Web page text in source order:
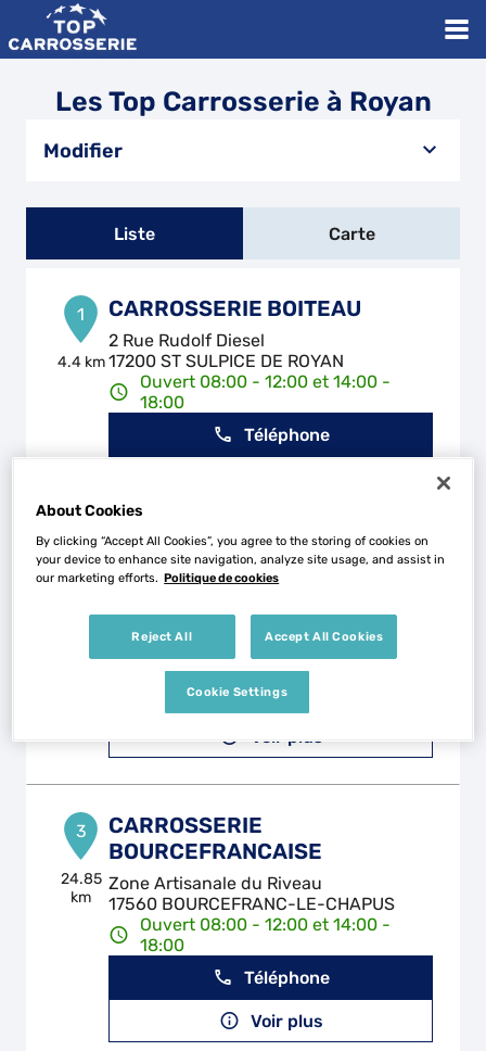
Les Top Carrosserie à Royan
Modifier
Liste Carte
1
4.4 km
CARROSSERIE BOITEAU
2 Rue Rudolf Diesel
17200 ST SULPICE DE ROYAN
Ouvert 08:00 - 12:00 et 14:00 -
18:00
Téléphone
2
16.32
CARROSSERIE AUGUIN
17530 ARVERT
Ouvert 08:00 - 12:00 et 14:00 -
18:00
Téléphone
3
24.85
km
CARROSSERIE
BOURCEFRANCAISE
Zone Artisanale du Riveau
17560 BOURCEFRANC-LE-CHAPUS
Ouvert 08:00 - 12:00 et 14:00 -
18:00
Téléphone
Voir plus
About Cookies
By clicking “Accept All Cookies”, you agree to the storing of cookies on
your device to enhance site navigation, analyze site usage, and assist in
our marketing efforts. Politique de cookies
Reject All Accept All Cookies
Cookie Settings